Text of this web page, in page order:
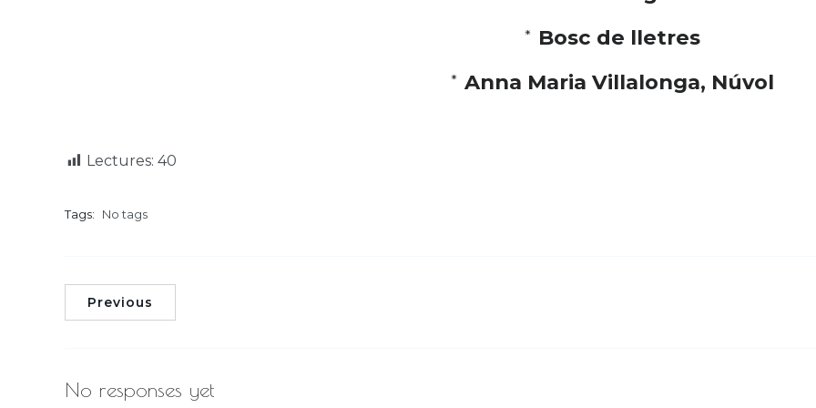
* Bosc de lletres
* Anna Maria Villalonga, Núvol
Lectures: 40
Tags: No tags
Previous
No responses yet